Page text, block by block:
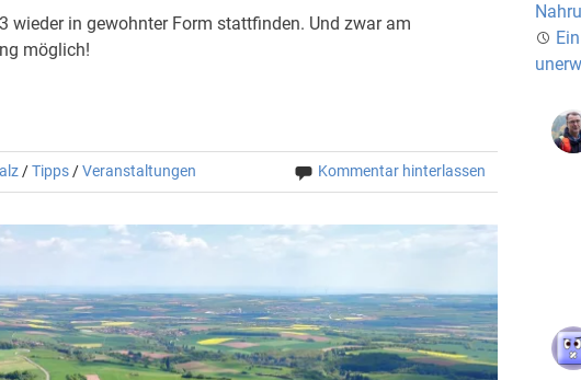
wieder in gewohnter Form stattfinden. Und zwar am
möglich!
/Tipps/Veranstaltungen Kommentar hinterlassen